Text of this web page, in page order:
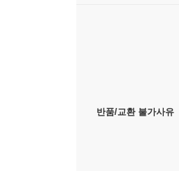
반품/교환 불가사유